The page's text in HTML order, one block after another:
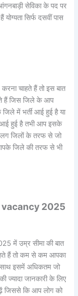
सेविका के पद पर
सिर्फ दसवीं पास
चाहते हैं तो इस बात
हैं जिस जिले के आप
में भर्ती आई हुई है या
हुई है तभी आप इसके
जिलों के तरफ से जो
आपके जिले की तरफ से भी
2025
में उम्र सीमा की बात
हैं तो कम से कम आपका
साथ इसमें अधिकतम जो
ज्यादा जानकारी के लिए
जिससे कि आप लोग को